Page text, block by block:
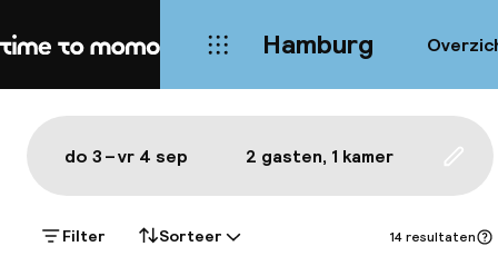
Home Hamburg
Kaart Hamburg: de beste
Toon op de kaart:
do 3 – vr 4 sep 2 gasten, 1 kamer
Filter Sorteer 14 resultaten